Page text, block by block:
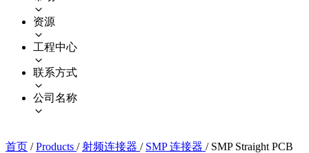
资源
工程中心
联系方式
公司名称
首页 / Products / 射频连接器 / SMP 连接器 / SMP Straight PCB